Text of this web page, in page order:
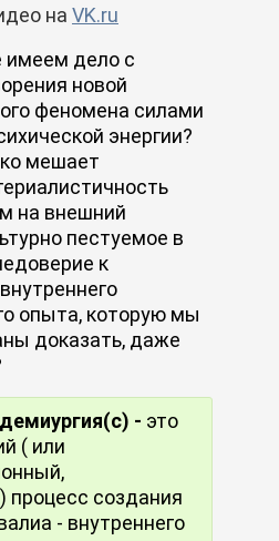
на VK.ru
имеем дело с
новой
феномена силами
энергии?
мешает
на внешний
пестуемое в
к
опыта, которую мы
доказать, даже
- это
( или
процесс создания
- внутреннего